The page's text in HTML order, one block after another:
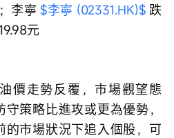
李寧 $李寧 (02331.HK)$ 跌
元
價走勢反覆，市場觀望態
策略比進攻或更為優勢，
的市場狀況下追入個股，可